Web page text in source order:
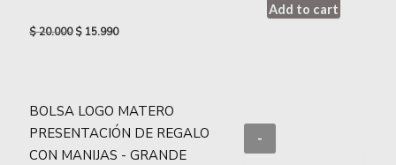
$20.000 $ 15.990
Add to cart
BOLSA LOGO MATERO
PRESENTACIÓN DE REGALO
CON MANIJAS - GRANDE
-